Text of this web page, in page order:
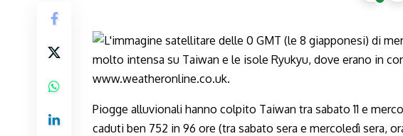
Piogge alluvionali hanno colpito Taiwan tra sabato 11 e
caduti ben 752 in 96 ore (tra sabato sera e mercoledì sera,